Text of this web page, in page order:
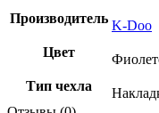
Производитель K-Doo
Цвет
Тип чехла